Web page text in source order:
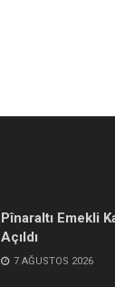
Pînaraltı Emekli
Açıldı
7 AĞUSTOS 2026